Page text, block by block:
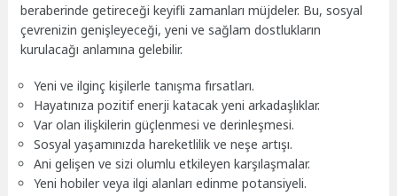
beraberinde getireceği keyifli zamanları müjdeler. Bu, sosyal
çevrenizin genişleyeceği, yeni ve sağlam dostlukların
kurulacağı anlamına gelebilir.
Yeni ve ilginç kişilerle tanışma fırsatları.
Hayatınıza pozitif enerji katacak yeni arkadaşlıklar.
Var olan ilişkilerin güçlenmesi ve derinleşmesi.
Sosyal yaşamınızda hareketlilik ve neşe artışı.
Ani gelişen ve sizi olumlu etkileyen karşılaşmalar.
Yeni hobiler veya ilgi alanları edinme potansiyeli.